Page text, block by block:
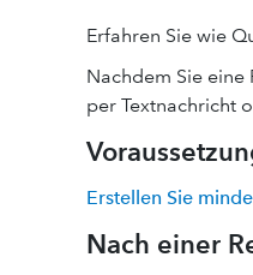
Erfahren Sie wie
Nachdem Sie eine
per Textnachricht
Erstellen Sie
Nach einer